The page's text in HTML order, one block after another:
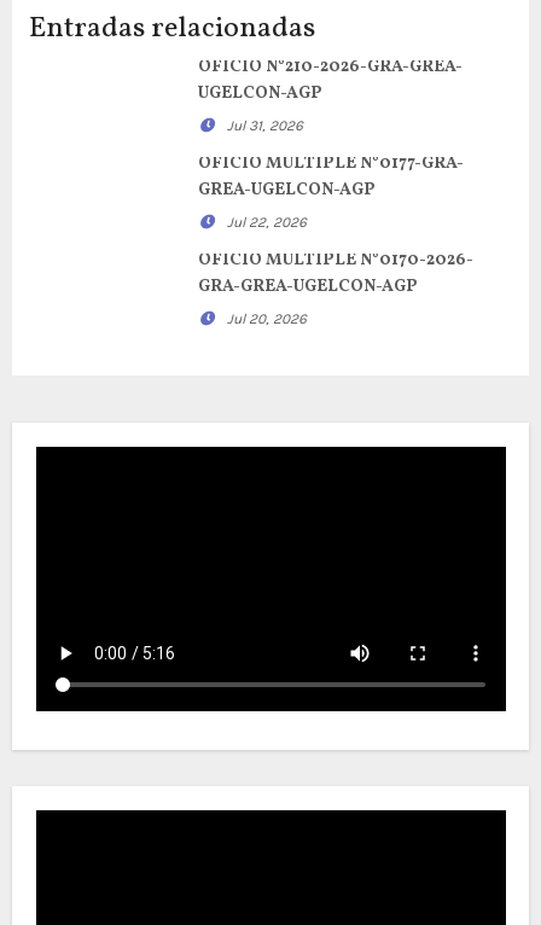
Entradas relacionadas
OFICIO N°210-2026-GRA-GREA-
UGELCON-AGP
Jul 31, 2026
OFICIO MULTIPLE N°0177-GRA-
GREA-UGELCON-AGP
Jul 22, 2026
OFICIO MULTIPLE N°0170-2026-
GRA-GREA-UGELCON-AGP
Jul 20, 2026